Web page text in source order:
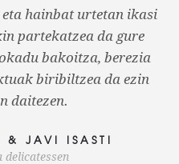
hainbat urtetan ikasi
partekatzea da gure
bakoitza, berezia
biribiltzea da ezin
daitezen.
& JAVI ISASTI